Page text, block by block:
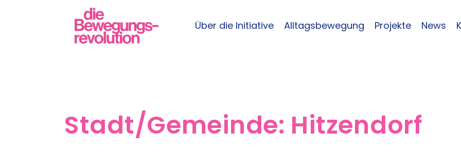
Über die Initiative Alltagsbewegung Projekte News
Stadt/Gemeinde: Hitzendorf